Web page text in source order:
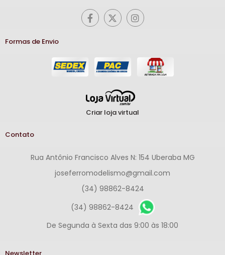
Formas de Envio
Criar loja virtual
Contato
Rua Antônio Francisco Alves N: 154 Uberaba MG
joseferromodelismo@gmail.com
(34) 98862-8424
(34) 98862-8424
De Segunda à Sexta das 9:00 às 18:00